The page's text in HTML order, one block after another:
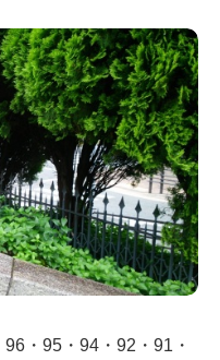
・95・94・92・91・